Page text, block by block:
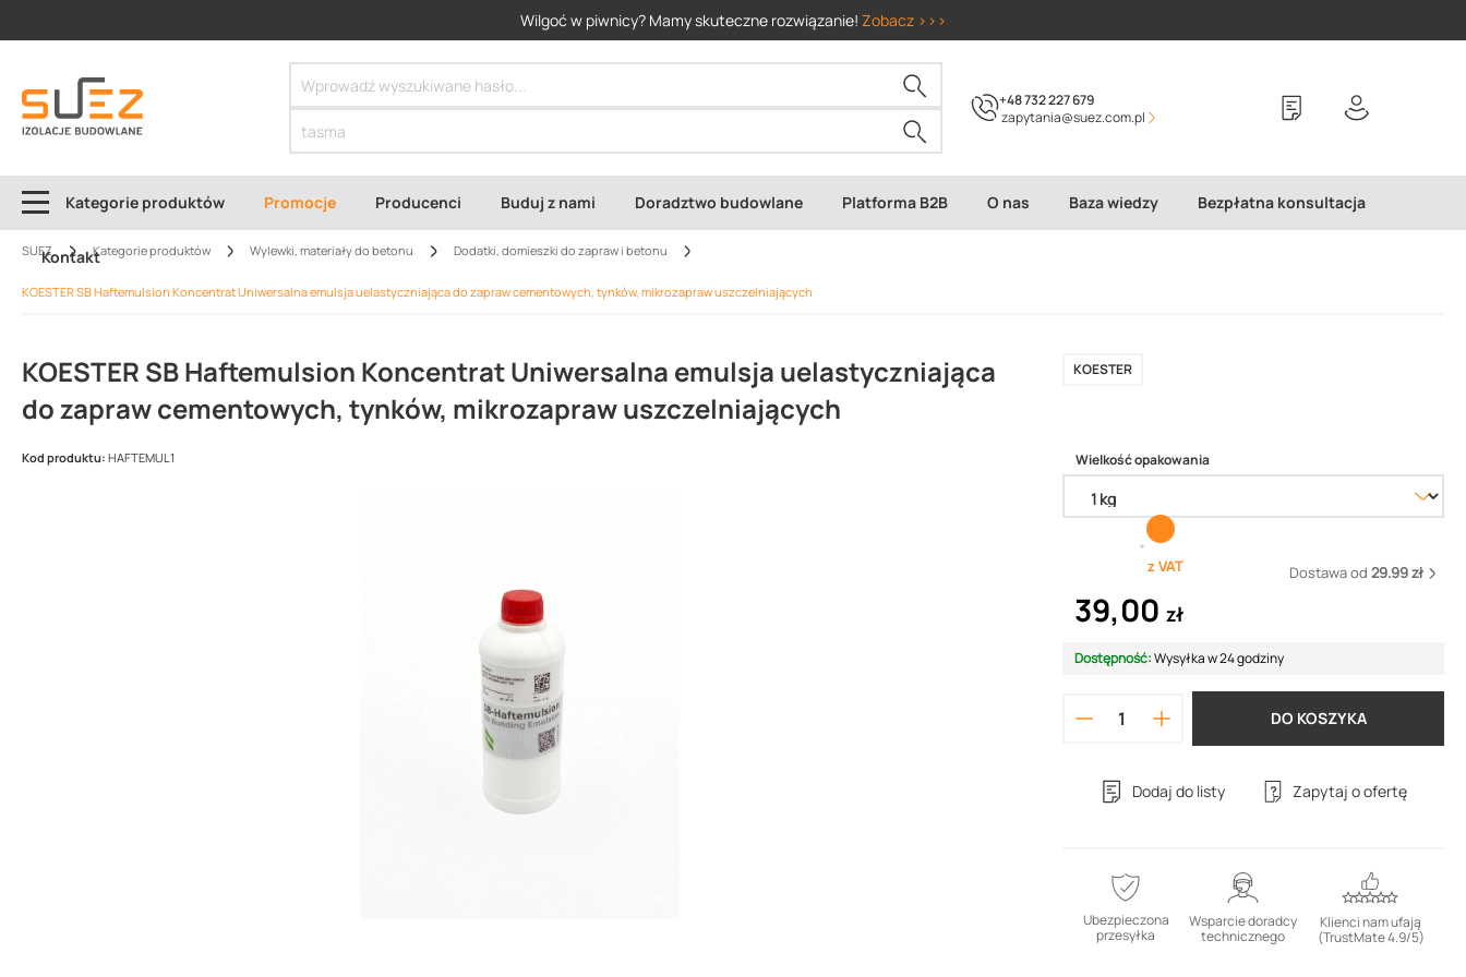
Wilgoć w piwnicy? Mamy skuteczne rozwiązanie! Zobacz >>>
+48 732 227 679
zapytania@suez.com.pl
Kategorie produktów Promocje Producenci Buduj z nami Doradztwo budowlane Platforma B2B O nas Baza wiedzy Bezpłatna konsultacja
Kontakt
SUEZ Kategorie produktów Wylewki, materiały do betonu Dodatki, domieszki do zapraw i betonu
KOESTER SB Haftemulsion Koncentrat Uniwersalna emulsja uelastyczniająca do zapraw cementowych, tynków, mikrozapraw uszczelniających
KOESTER SB Haftemulsion Koncentrat Uniwersalna emulsja uelastyczniająca
do zapraw cementowych, tynków, mikrozapraw uszczelniających
KOESTER
Kod produktu: HAFTEMUL1 Wielkość opakowania
z VAT Dostawa od 29.99 zł
39,00 zł
Dostępność:Wysyłka w 24 godziny
DO KOSZYKA
Dodaj do listy Zapytaj o ofertę
Ubezpieczona
przesyłka
Wsparcie doradcy
technicznego
Klienci nam ufają
(TrustMate 4.9/5)